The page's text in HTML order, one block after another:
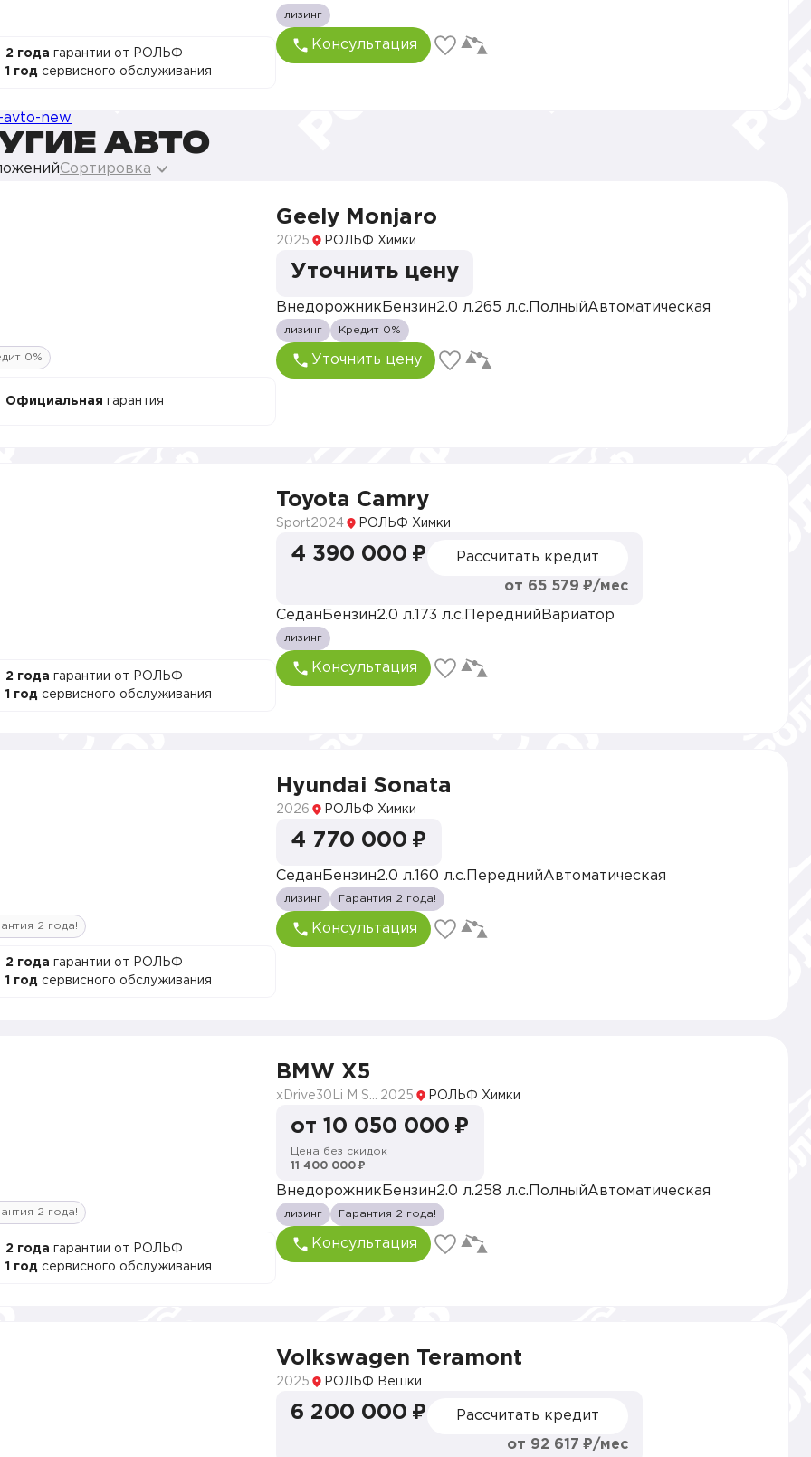
2 года гарантии от РОЛЬФ
1 год сервисного обслуживания
лизинг
Консультация
АВТО
Сортировка
0%
Официальная гарантия
Geely Monjaro
2025 РОЛЬФ Химки
Уточнить цену
Внедорожник Бензин2.0 л.265 л.с. ПолныйАвтоматическая
лизинг Кредит 0%
Уточнить цену
2 года гарантии от РОЛЬФ
1 год сервисного обслуживания
Toyota Camry
Sport2024 РОЛЬФ Химки
4 390 000 ₽ Рассчитать кредит
от 65 579 ₽/мес
Седан Бензин2.0 л. 173 л.с. Передний Вариатор
лизинг
Консультация
2 года!
2 года гарантии от РОЛЬФ
1 год сервисного обслуживания
Hyundai Sonata
2026 РОЛЬФ Химки
4 770 000 ₽
Седан Бензин2.0 л. 160 л.с. ПереднийАвтоматическая
лизинг Гарантия 2 года!
Консультация
2 года!
2 года гарантии от РОЛЬФ
1 год сервисного обслуживания
BMW X5
2025 РОЛЬФ Химки
от 10 050 000 ₽
Цена без скидок
11 400 000 ₽
Внедорожник Бензин2.0 л.258 л.с. ПолныйАвтоматическая
лизинг Гарантия 2 года!
Консультация
Volkswagen Teramont
2025 РОЛЬФ Вешки
6 200 000 ₽ Рассчитать кредит
от 92 617 ₽/мес